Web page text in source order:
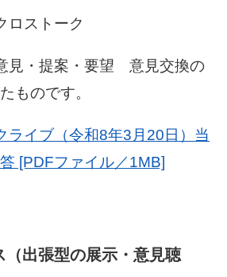
ストーク
見・提案・要望 意見交換の
ものです。
ライブ（令和8年3月20日）当
[PDFファイル／1MB]
（出張型の展示・意見聴